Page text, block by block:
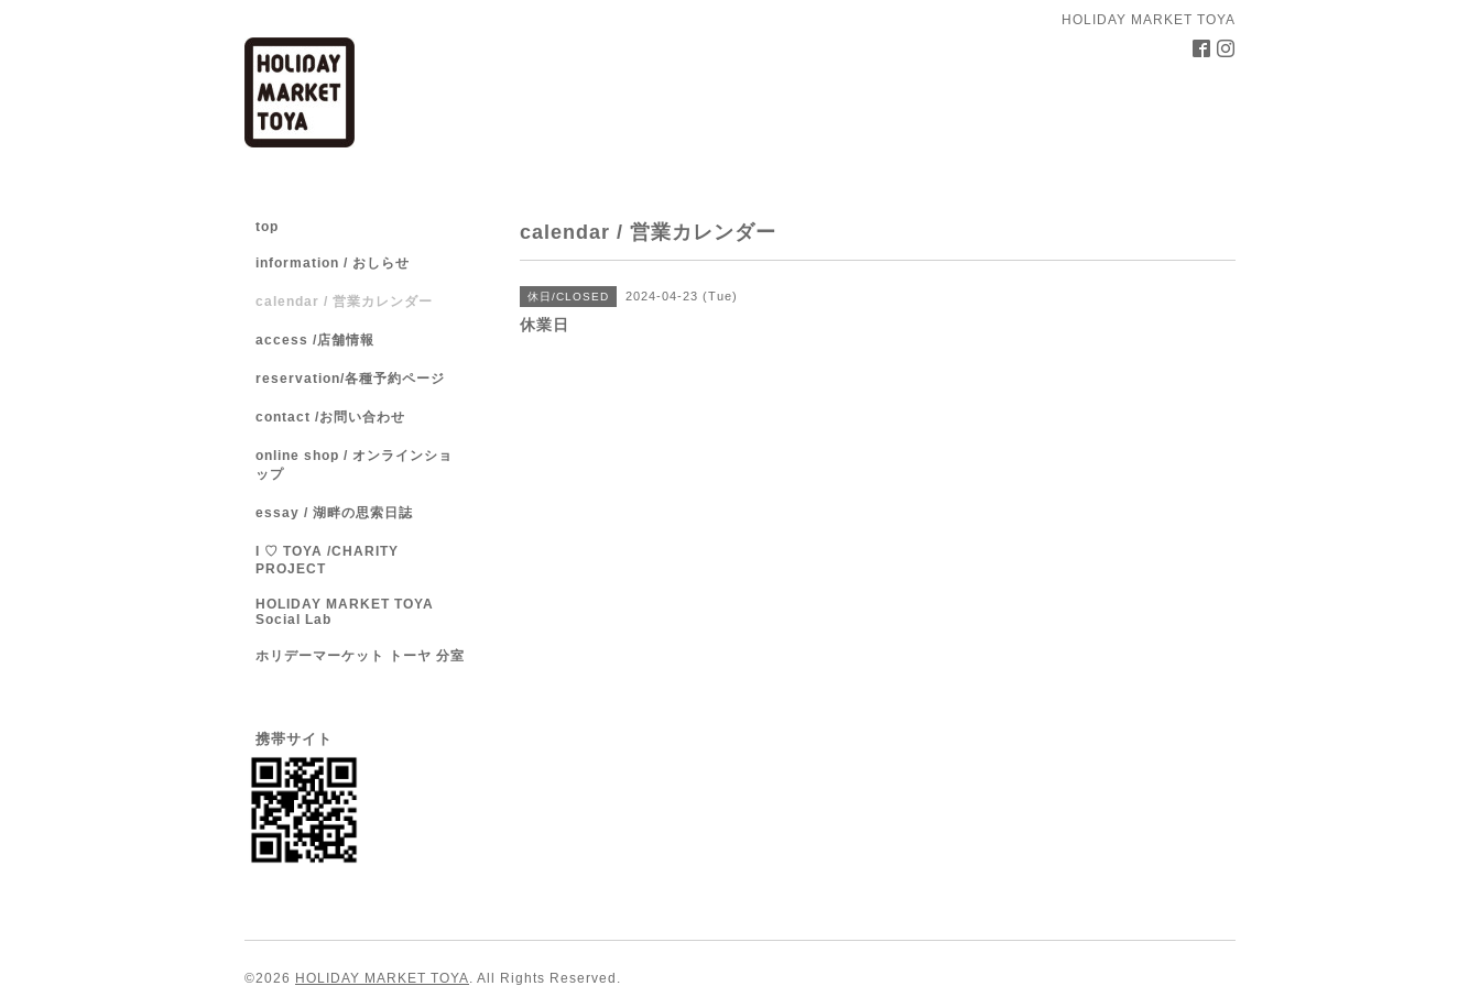
HOLIDAY MARKET TOYA
calendar / 営業カレンダー
休日/CLOSED 2024-04-23 (Tue)
休業日
top
information / おしらせ
calendar / 営業カレンダー
access /店舗情報
reservation/各種予約ページ
contact /お問い合わせ
online shop / オンラインショ
ップ
essay / 湖畔の思索日誌
I ♡ TOYA /CHARITY
PROJECT
HOLIDAY MARKET TOYA
Social Lab
ホリデーマーケット トーヤ 分室
携帯サイト
©2026 HOLIDAY MARKET TOYA. All Rights Reserved.